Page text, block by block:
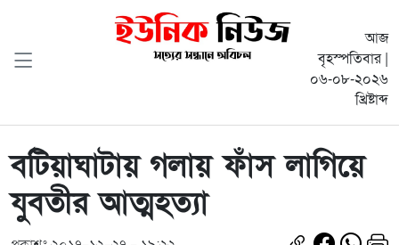
আজ
বৃহস্পতিবার |
০৬-০৮-২০২৬
খ্রিষ্টাব্দ
বটিয়াঘাটায় গলায় ফাঁস লাগিয়ে
যুবতীর আত্মহত্যা